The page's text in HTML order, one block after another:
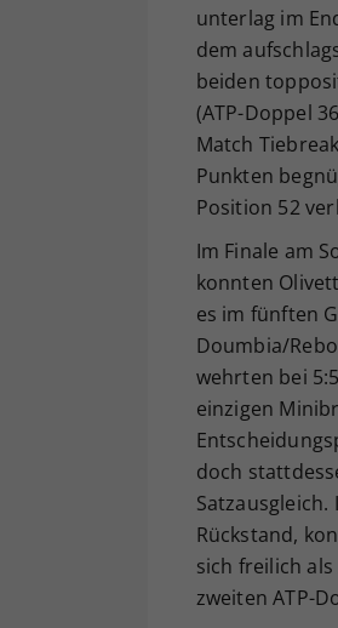
unterlag im
dem
beiden
(ATP-Doppel
Match
Punkten
Position 52
Im Finale am
konnten
es im fünften
Doumbia/
wehrten bei
einzigen
doch
Rückstand,
sich freilich
zweiten ATP-